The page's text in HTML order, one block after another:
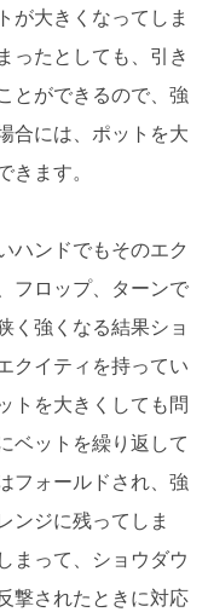
が大きくなってしま
ったとしても、引き
とができるので、強
合には、ポットを大
ます。
ハンドでもそのエク
フロップ、ターンで
く強くなる結果ショ
クイティを持ってい
トを大きくしても問
ベットを繰り返して
フォールドされ、強
ンジに残ってしま
まって、ショウダウ
撃されたときに対応